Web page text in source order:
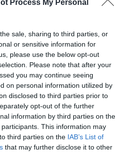
Process My Personal
sale, sharing to third parties, or
or sensitive information for
please use the below opt-out
Please note that after your
you may continue seeing
on personal information utilized by
disclosed to third parties prior to
opt-out of the further
information by third parties on the
participants. This information may
third parties on the IAB’s List of
that may further disclose it to other